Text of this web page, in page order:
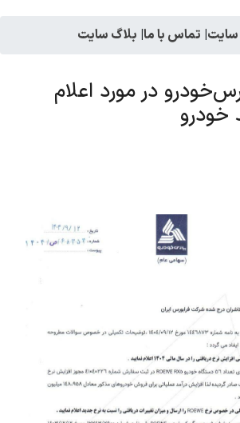
سایت| تماس با ما| بلاگ سایت
در مورد اعلام